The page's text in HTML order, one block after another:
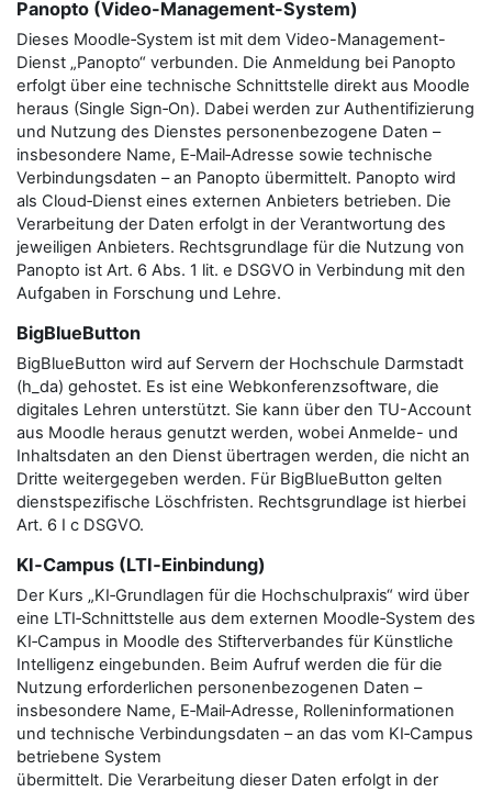
Panopto (Video-Management-System)
Dieses Moodle‑System ist mit dem Video-Management-
Dienst „Panopto“ verbunden. Die Anmeldung bei Panopto
erfolgt über eine technische Schnittstelle direkt aus Moodle
heraus (Single Sign‑On). Dabei werden zur Authentifizierung
und Nutzung des Dienstes personenbezogene Daten –
insbesondere Name, E‑Mail‑Adresse sowie technische
Verbindungsdaten – an Panopto übermittelt. Panopto wird
als Cloud‑Dienst eines externen Anbieters betrieben. Die
Verarbeitung der Daten erfolgt in der Verantwortung des
jeweiligen Anbieters. Rechtsgrundlage für die Nutzung von
Panopto ist Art. 6 Abs. 1 lit. e DSGVO in Verbindung mit den
Aufgaben in Forschung und Lehre.
BigBlueButton
BigBlueButton wird auf Servern der Hochschule Darmstadt
(h_da) gehostet. Es ist eine Webkonferenzsoftware, die
digitales Lehren unterstützt. Sie kann über den TU-Account
aus Moodle heraus genutzt werden, wobei Anmelde- und
Inhaltsdaten an den Dienst übertragen werden, die nicht an
Dritte weitergegeben werden. Für BigBlueButton gelten
dienstspezifische Löschfristen. Rechtsgrundlage ist hierbei
Art. 6 I c DSGVO.
KI‑Campus (LTI‑Einbindung)
Der Kurs „KI‑Grundlagen für die Hochschulpraxis“ wird über
eine LTI‑Schnittstelle aus dem externen Moodle‑System des
KI‑Campus in Moodle des Stifterverbandes für Künstliche
Intelligenz eingebunden. Beim Aufruf werden die für die
Nutzung erforderlichen personenbezogenen Daten –
insbesondere Name, E‑Mail‑Adresse, Rolleninformationen
und technische Verbindungsdaten – an das vom KI‑Campus
betriebene System
übermittelt. Die Verarbeitung dieser Daten erfolgt in der